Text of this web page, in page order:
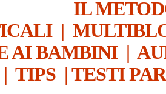
IL
|
AI BAMBINI|
TIPS | TESTI